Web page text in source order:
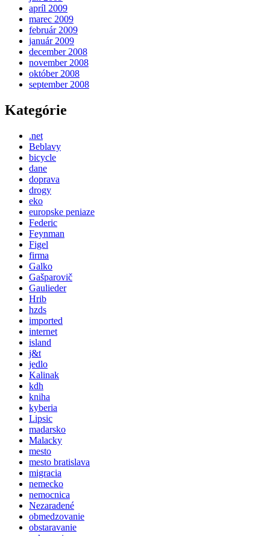
apríl 2009
marec 2009
február 2009
január 2009
december 2008
november 2008
október 2008
september 2008
Kategórie
.net
Beblavy
bicycle
dane
doprava
drogy
eko
europske peniaze
Federic
Feynman
Figel
firma
Galko
Gašparovič
Gaulieder
Hrib
hzds
imported
internet
island
j&t
jedlo
Kalinak
kdh
kniha
kyberia
Lipsic
madarsko
Malacky
mesto
mesto bratislava
migracia
nemecko
nemocnica
Nezaradené
obmedzovanie
obstaravanie